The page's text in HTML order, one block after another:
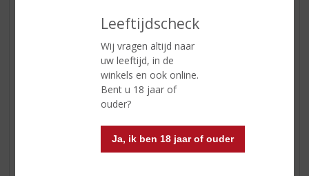
Leeftijdscheck
Wij vragen altijd naar
uw leeftijd, in de
winkels en ook online.
Bent u 18 jaar of
ouder?
Ja, ik ben 18 jaar of ouder
(4,0
Heerlijke toegankelijke wijn. Zachte Merlot met goede